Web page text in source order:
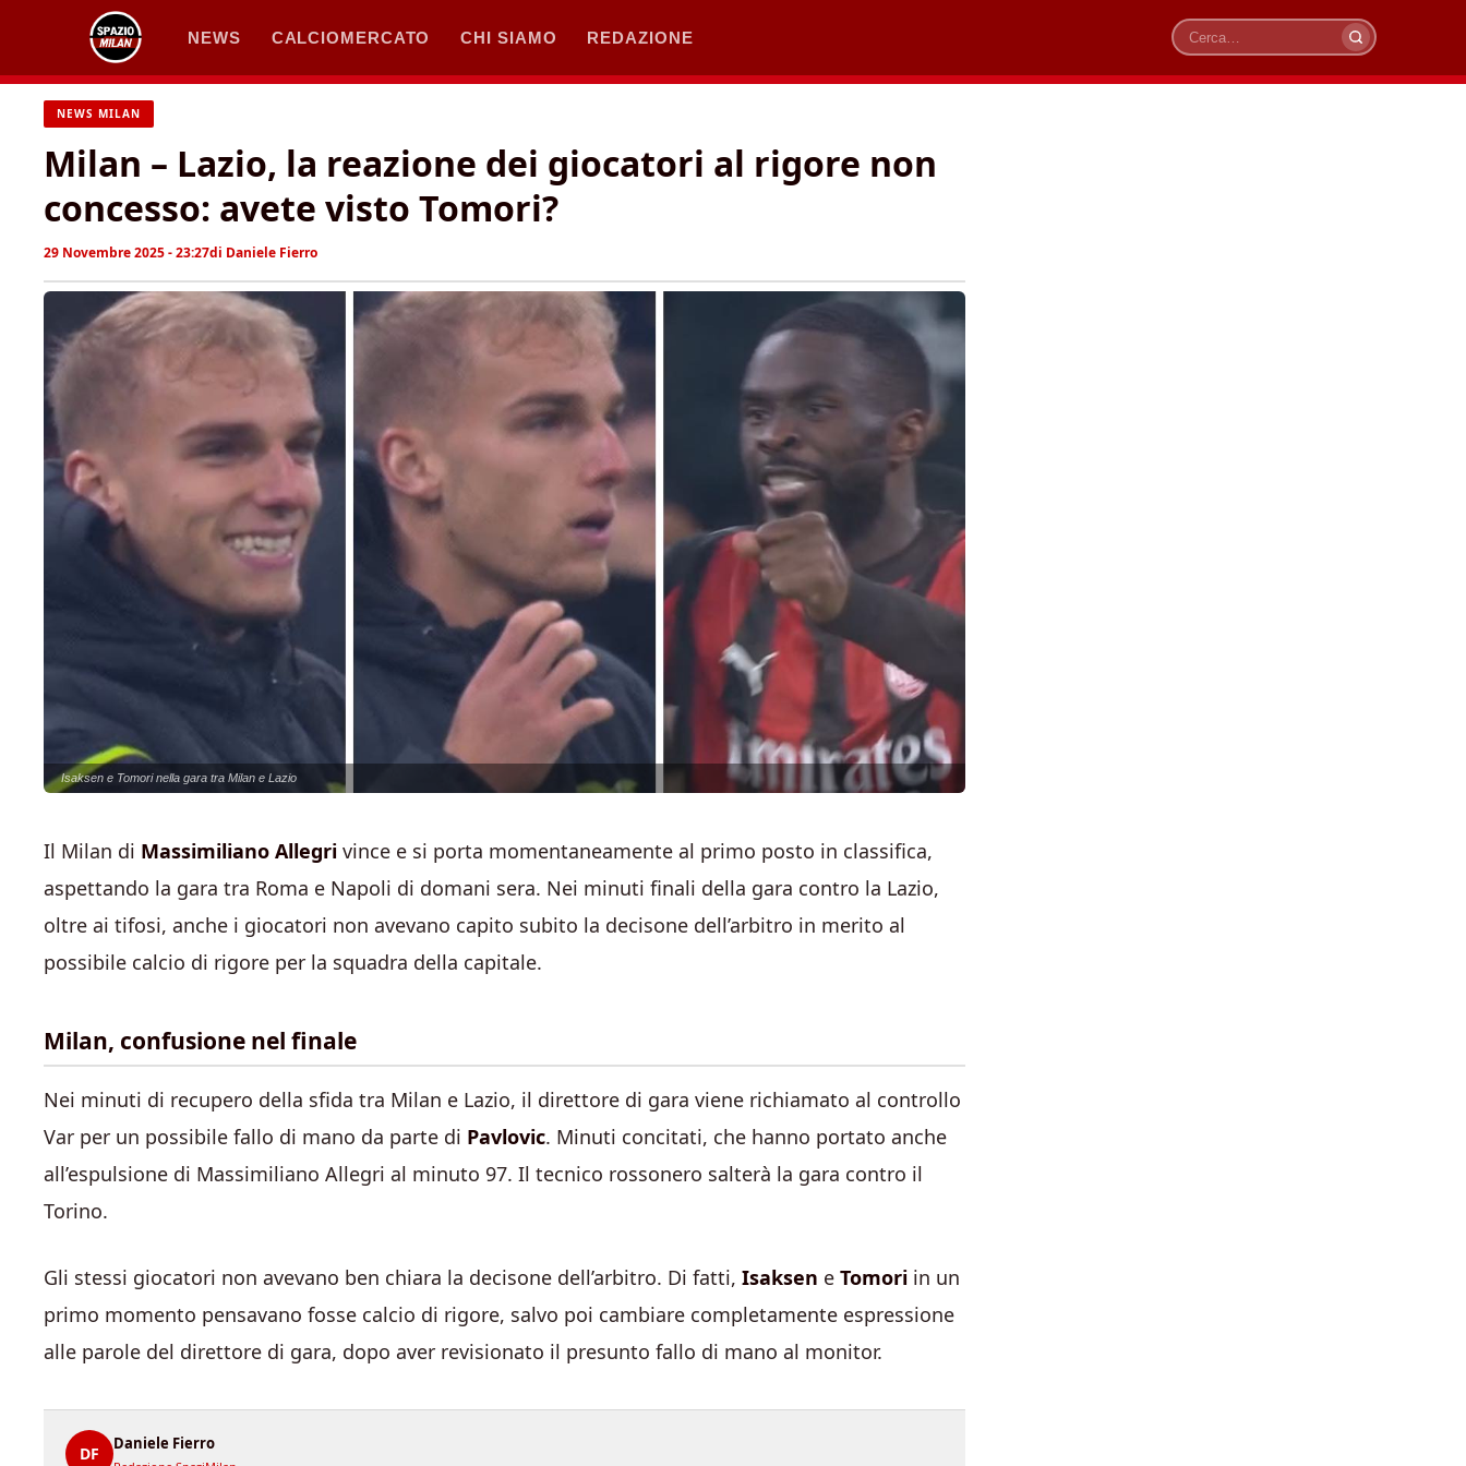
contenuto
NEWS CALCIOMERCATO CHI SIAMO REDAZIONE
Cerca
NEWS MILAN
Milan – Lazio, la reazione dei giocatori al rigore non
concesso: avete visto Tomori?
29 Novembre 2025 - 23:27di Daniele Fierro
Isaksen e Tomori nella gara tra Milan e Lazio
Il Milan di Massimiliano Allegri vince e si porta momentaneamente al primo posto in classifica,
aspettando la gara tra Roma e Napoli di domani sera. Nei minuti finali della gara contro la Lazio,
oltre ai tifosi, anche i giocatori non avevano capito subito la decisone dell’arbitro in merito al
possibile calcio di rigore per la squadra della capitale.
Milan, confusione nel finale
Nei minuti di recupero della sfida tra Milan e Lazio, il direttore di gara viene richiamato al controllo
Var per un possibile fallo di mano da parte di Pavlovic. Minuti concitati, che hanno portato anche
all’espulsione di Massimiliano Allegri al minuto 97. Il tecnico rossonero salterà la gara contro il
Torino.
Gli stessi giocatori non avevano ben chiara la decisone dell’arbitro. Di fatti, Isaksen e Tomori in un
primo momento pensavano fosse calcio di rigore, salvo poi cambiare completamente espressione
alle parole del direttore di gara, dopo aver revisionato il presunto fallo di mano al monitor.
DF
Daniele Fierro